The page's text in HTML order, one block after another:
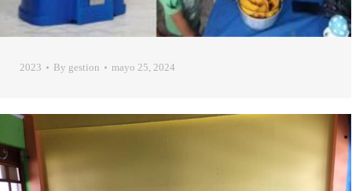
2023 By gestion mayo 25, 2024